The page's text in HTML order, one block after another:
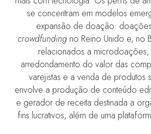
se concentram em modelos
expansão de doação:
crowdfundingno Reino Unido e, no
relacionados a
arredondamento do valor das
varejistas e a venda de produtos
envolve a produção de conteúdo
e gerador de receita destinada a
fins lucrativos, além de uma